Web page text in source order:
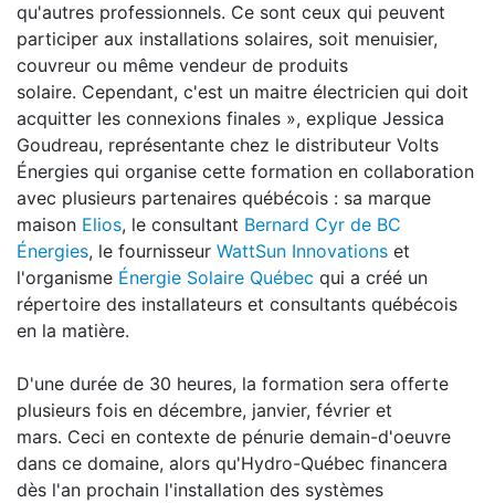
qu'autres professionnels. Ce sont ceux qui peuvent
participer aux installations solaires, soit menuisier,
couvreur ou même vendeur de produits
solaire. Cependant, c'est un maitre électricien qui doit
acquitter les connexions finales », explique Jessica
Goudreau, représentante chez le distributeur Volts
Énergies qui organise cette formation en collaboration
avec plusieurs partenaires québécois : sa marque
maison Elios, le consultant Bernard Cyr de BC
Énergies, le fournisseur WattSun Innovations et
l'organisme Énergie Solaire Québec qui a créé un
répertoire des installateurs et consultants québécois
en la matière.
D'une durée de 30 heures, la formation sera offerte
plusieurs fois en décembre, janvier, février et
mars. Ceci en contexte de pénurie demain-d'oeuvre
dans ce domaine, alors qu'Hydro-Québec financera
dès l'an prochain l'installation des systèmes